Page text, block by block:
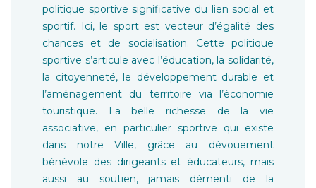
politique sportive significative du lien social et
sportif. Ici, le sport est vecteur d’égalité des
chances et de socialisation. Cette politique
sportive s’articule avec l’éducation, la solidarité,
la citoyenneté, le développement durable et
l’aménagement du territoire via l’économie
touristique. La belle richesse de la vie
associative, en particulier sportive qui existe
dans notre Ville, grâce au dévouement
bénévole des dirigeants et éducateurs, mais
aussi au soutien, jamais démenti de la